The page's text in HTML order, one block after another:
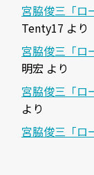
宮脇俊三「ロ
Tenty17 より
宮脇俊三「ロ
明宏 より
宮脇俊三「ロ
より
宮脇俊三「ロ